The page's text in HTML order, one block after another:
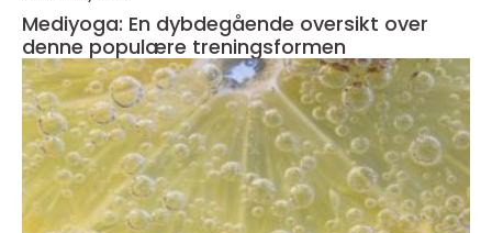
Mediyoga: En dybdegående oversikt over
denne populære treningsformen